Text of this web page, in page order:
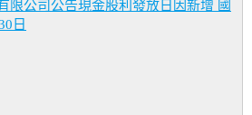
限公司公告現金股利發放日因新增 國
日